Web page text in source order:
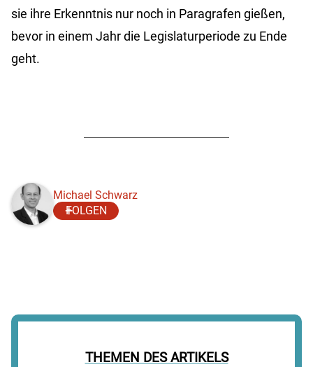
THEMEN DES ARTIKELS
sie ihre Erkenntnis nur noch in Paragrafen gießen,
bevor in einem Jahr die Legislaturperiode zu Ende
geht.
Michael Schwarz
FOLGEN